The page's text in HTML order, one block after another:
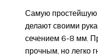
Самую простейшую
делают своими
сечением 6-8 мм.
прочным, но легко